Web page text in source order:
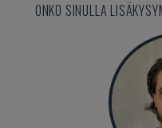
ONKO SINULLA